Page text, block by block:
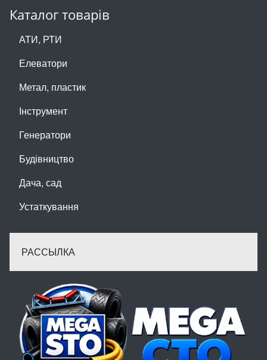
Каталог товарів
АТИ, РТИ
Елеватори
Метал, пластик
Інструмент
Генератори
Будівництво
Дача, сад
Устаткування
РАССЫЛКА